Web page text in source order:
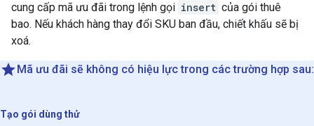
cung cấp mã ưu đãi trong lệnh gọi insert của gói thuê
bao. Nếu khách hàng thay đổi SKU ban đầu, chiết khấu sẽ bị
xoá.
Mã ưu đãi sẽ không có hiệu lực trong các trường hợp sau:
Tạo gói dùng thử